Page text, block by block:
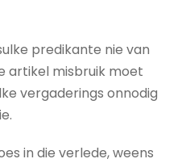
predikante nie van
artikel misbruik moet
vergaderings onnodig
in die verlede, weens